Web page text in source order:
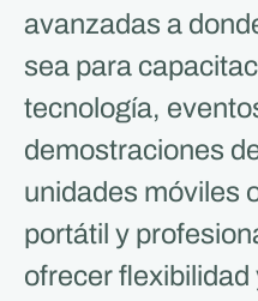
avanzadas a
sea para
tecnología,
demostraciones
unidades móviles
portátil y
ofrecer flexibilidad